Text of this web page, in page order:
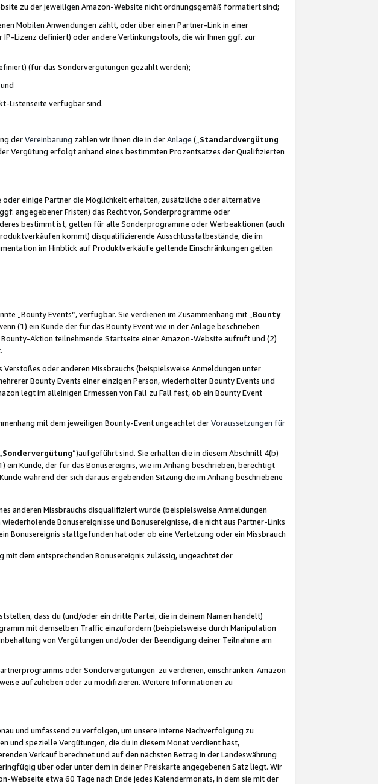
zu der jeweiligen Amazon-Website nicht ordnungsgemäß formatiert sind;
Mobilen Anwendungen zählt, oder über einen Partner-Link in einer
IP-Lizenz definiert) oder andere Verlinkungstools, die wir Ihnen ggf. zur
(für das Sondervergütungen gezahlt werden);
Listenseite verfügbar sind.
derVereinbarung zahlen wir Ihnen die in derAnlage („ Standardvergütung
Vergütung erfolgt anhand eines bestimmten Prozentsatzes der Qualifizierten
einige Partner die Möglichkeit erhalten, zusätzliche oder alternative
angegebener Fristen) das Recht vor, Sonderprogramme oder
bestimmt ist, gelten für alle Sonderprogramme oder Werbeaktionen (auch
kommt) disqualifizierende Ausschlusstatbestände, die im
im Hinblick auf Produktverkäufe geltende Einschränkungen gelten
„Bounty Events“, verfügbar. Sie verdienen im Zusammenhang mit „ Bounty
(1) ein Kunde der für das Bounty Event wie in der Anlage beschrieben
Aktion teilnehmende Startseite einer Amazon-Website aufruft und (2)
oder anderen Missbrauchs (beispielsweise Anmeldungen unter
Bounty Events einer einzigen Person, wiederholter Bounty Events und
legt im alleinigen Ermessen von Fall zu Fall fest, ob ein Bounty Event
mit dem jeweiligen Bounty-Event ungeachtet derVoraussetzungen für
Sondervergütung“)aufgeführt sind. Sie erhalten die in diesem Abschnitt 4(b)
ein Kunde, der für das Bonusereignis, wie im Anhang beschrieben, berechtigt
während der sich daraus ergebenden Sitzung die im Anhang beschriebene
anderen Missbrauchs disqualifiziert wurde (beispielsweise Anmeldungen
Bonusereignisse und Bonusereignisse, die nicht aus Partner-Links
Bonusereignis stattgefunden hat oder ob eine Verletzung oder ein Missbrauch
dem entsprechenden Bonusereignis zulässig, ungeachtet der
dass du (und/oder ein dritte Partei, die in deinem Namen handelt)
mit demselben Traffic einzufordern (beispielsweise durch Manipulation
von Vergütungen und/oder der Beendigung deiner Teilnahme am
oder Sondervergütungen zu verdienen, einschränken. Amazon
aufzuheben oder zu modifizieren. Weitere Informationen zu
und umfassend zu verfolgen, um unsere interne Nachverfolgung zu
und spezielle Vergütungen, die du in diesem Monat verdient hast,
Verkauf berechnet und auf den nächsten Betrag in der Landeswährung
über oder unter dem in deiner Preiskarte angegebenen Satz liegt. Wir
etwa 60 Tage nach Ende jedes Kalendermonats, in dem sie mit der